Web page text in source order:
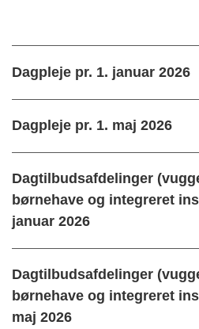
Dagpleje pr. 1. januar 2026
Dagpleje pr. 1. maj 2026
Dagtilbudsafdelinger
børnehave og integreret
januar 2026
Dagtilbudsafdelinger
børnehave og integreret
maj 2026